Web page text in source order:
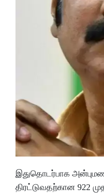
இதுதொடர்பாக
திரட்டுவதற்கான 922